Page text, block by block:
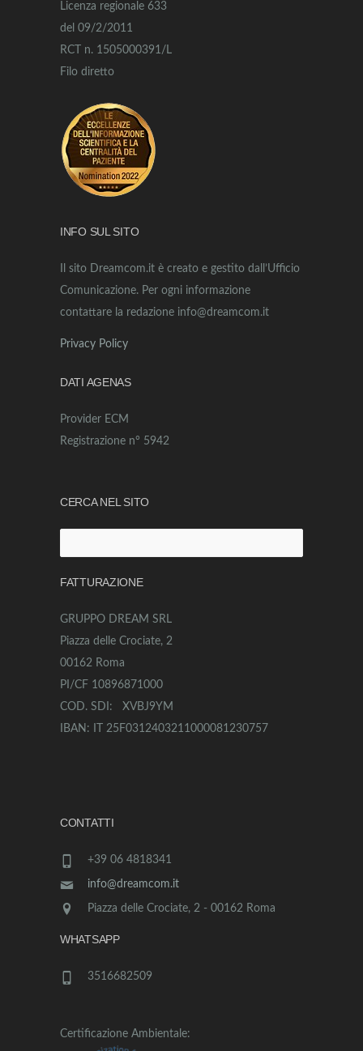
Licenza regionale 633
del 09/2/2011
RCT n. 1505000391/L
Filo diretto
INFO SUL SITO
Il sito Dreamcom.it è creato e gestito dall’Ufficio
Comunicazione. Per ogni informazione
contattare la redazione info@dreamcom.it
Privacy Policy
DATI AGENAS
Provider ECM
Registrazione n° 5942
CERCA NEL SITO
per:
FATTURAZIONE
GRUPPO DREAM SRL
Piazza delle Crociate, 2
00162 Roma
PI/CF 10896871000
COD. SDI: XVBJ9YM
IBAN: IT 25F0312403211000081230757
CONTATTI
+39 06 4818341
info@dreamcom.it
Piazza delle Crociate, 2 - 00162 Roma
WHATSAPP
3516682509
Certificazione Ambientale: